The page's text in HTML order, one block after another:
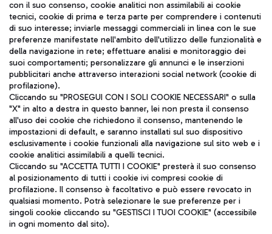
TRAVEL JOURNAL
ITA
Aeroporti di Roma S.p.A. - Società soggetta a direzione e
coordinamento di Mundys S.p.A.
Codice fiscale e Registro delle Imprese di Roma 13032990155 P.
IVA 06572251004
Capitale sociale 62.224.743,00 int. vers.
Sede legale: Via Pier Paolo Racchetti 1 - 00054 Fiumicino (RM)
telefono +39 06 65951
con il suo consenso, cookie analitici non assimilabili ai cookie
tecnici, cookie di prima e terza parte per comprendere i contenuti
di suo interesse; inviarle messaggi commerciali in linea con le sue
preferenze manifestate nell'ambito dell'utilizzo delle funzionalità e
della navigazione in rete; effettuare analisi e monitoraggio dei
suoi comportamenti; personalizzare gli annunci e le inserzioni
pubblicitari anche attraverso interazioni social network (cookie di
profilazione).
Cliccando su "PROSEGUI CON I SOLI COOKIE NECESSARI" o sulla
"X" in alto a destra in questo banner, lei non presta il consenso
all'uso dei cookie che richiedono il consenso, mantenendo le
impostazioni di default, e saranno installati sul suo dispositivo
esclusivamente i cookie funzionali alla navigazione sul sito web e i
cookie analitici assimilabili a quelli tecnici.
Cliccando su "ACCETTA TUTTI I COOKIE" presterà il suo consenso
al posizionamento di tutti i cookie ivi compresi cookie di
profilazione. Il consenso è facoltativo e può essere revocato in
qualsiasi momento. Potrà selezionare le sue preferenze per i
singoli cookie cliccando su "GESTISCI I TUOI COOKIE" (accessibile
in ogni momento dal sito).